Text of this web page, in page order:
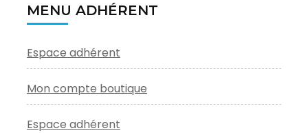
MENU ADHÉRENT
Espace adhérent
Mon compte boutique
Espace adhérent